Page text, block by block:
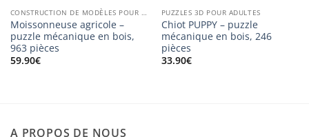
CONSTRUCTION DE MODÈLES POUR LES ADULTES
Moissonneuse agricole –
puzzle mécanique en bois,
963 pièces
59.90€
PUZZLES 3D POUR ADULTES
Chiot PUPPY – puzzle
mécanique en bois, 246
pièces
33.90€
A PROPOS DE NOUS